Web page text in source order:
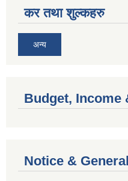
कर तथा शुल्कहरु
अन्य
Budget, Income
Notice &